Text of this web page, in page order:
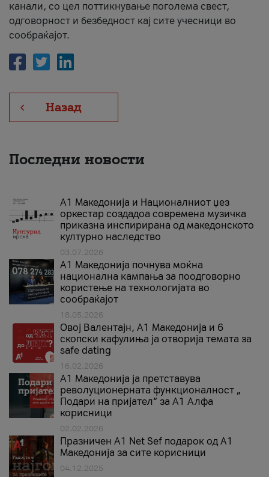
канали, со цел поттикнување поголема свест,
одговорност и безбедност кај сите учесници во
сообраќајот.
Назад
Последни новости
А1 Македонија и Националниот џез
оркестар создадоа современа музичка
приказна инспирирана од македонското
културно наследство
03.07.2026
A1 Македонија почнува моќна
национална кампања за поодговорно
користење на технологијата во
сообраќајот
18.05.2026
Овој Валентајн, A1 Македонија и 6
скопски кафулиња ја отворија темата за
safe dating
16.02.2026
А1 Македонија ја претставува
револуционерната функционалност „
Подари на пријател“ за А1 Алфа
корисници
02.02.2026
Празничен A1 Net Sеf подарок од А1
Македонија за сите корисници
04.12.2025